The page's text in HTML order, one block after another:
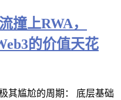
撞上RWA，
的价值天花
其尴尬的周期： 底层基础